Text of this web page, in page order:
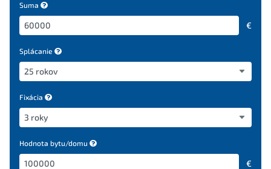
Suma
€
Splácanie
Fixácia
Hodnota bytu/domu
€